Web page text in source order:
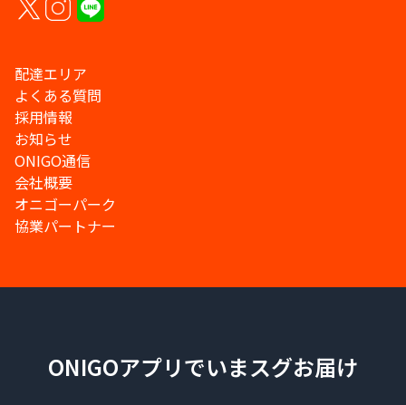
配達エリア
よくある質問
採用情報
お知らせ
ONIGO通信
会社概要
オニゴーパーク
協業パートナー
ONIGOアプリでいまスグお届け